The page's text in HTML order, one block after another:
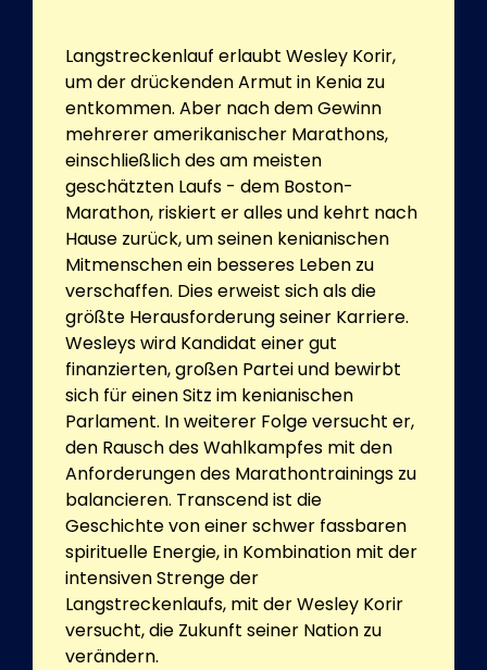
Langstreckenlauf erlaubt Wesley Korir,
um der drückenden Armut in Kenia zu
entkommen. Aber nach dem Gewinn
mehrerer amerikanischer Marathons,
einschließlich des am meisten
geschätzten Laufs - dem Boston-
Marathon, riskiert er alles und kehrt nach
Hause zurück, um seinen kenianischen
Mitmenschen ein besseres Leben zu
verschaffen. Dies erweist sich als die
größte Herausforderung seiner Karriere.
Wesleys wird Kandidat einer gut
finanzierten, großen Partei und bewirbt
sich für einen Sitz im kenianischen
Parlament. In weiterer Folge versucht er,
den Rausch des Wahlkampfes mit den
Anforderungen des Marathontrainings zu
balancieren. Transcend ist die
Geschichte von einer schwer fassbaren
spirituelle Energie, in Kombination mit der
intensiven Strenge der
Langstreckenlaufs, mit der Wesley Korir
versucht, die Zukunft seiner Nation zu
verändern.